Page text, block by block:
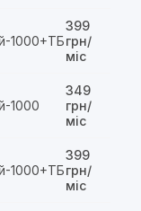
449
грн/міс
грн/міс
1000+ТБ
399
грн/
міс
1000
349
грн/
міс
1000+ТБ
399
грн/
міс